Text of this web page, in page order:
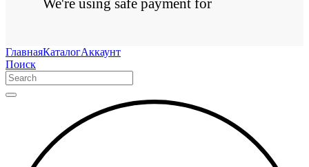
ГлавнаяКаталогАккаунт
Поиск